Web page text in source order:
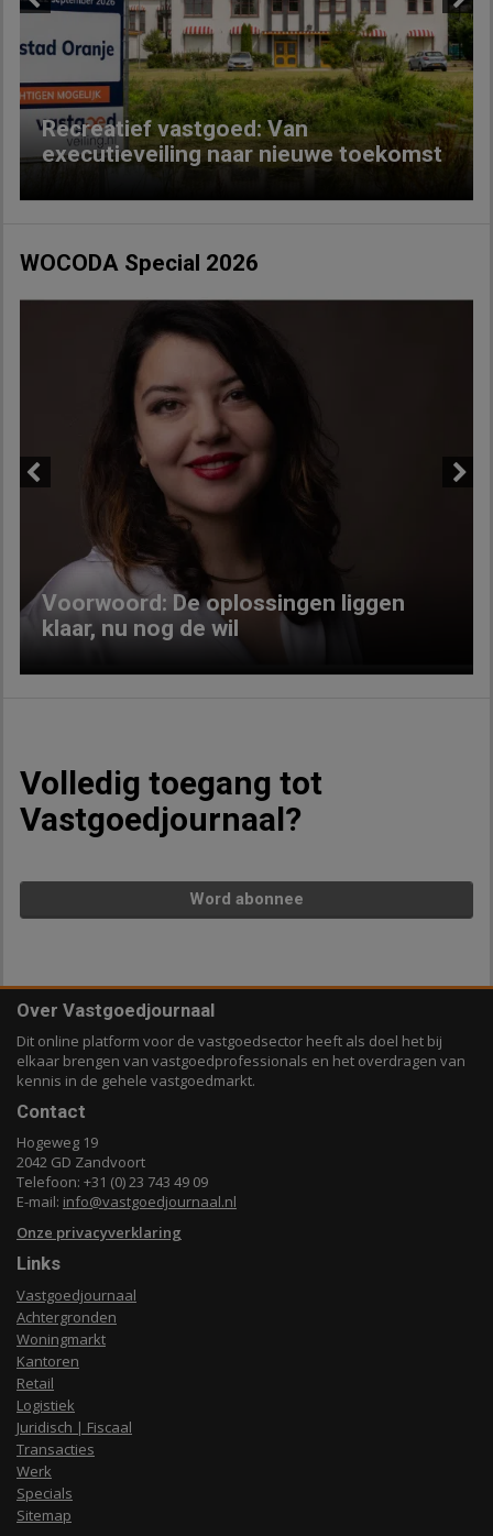
Recreatief vastgoed: Van
executieveiling naar nieuwe toekomst
Next
WOCODA Special 2026
Voorwoord: De oplossingen liggen
klaar, nu nog de wil
Volledig toegang tot
Vastgoedjournaal?
Word abonnee
Over Vastgoedjournaal
Dit online platform voor de vastgoedsector heeft als doel het bij
elkaar brengen van vastgoedprofessionals en het overdragen van
kennis in de gehele vastgoedmarkt.
Contact
Hogeweg 19
2042 GD Zandvoort
Telefoon: +31 (0) 23 743 49 09
E-mail: info@vastgoedjournaal.nl
Onze privacyverklaring
Links
Vastgoedjournaal
Achtergronden
Woningmarkt
Kantoren
Retail
Logistiek
Juridisch | Fiscaal
Transacties
Werk
Specials
Sitemap